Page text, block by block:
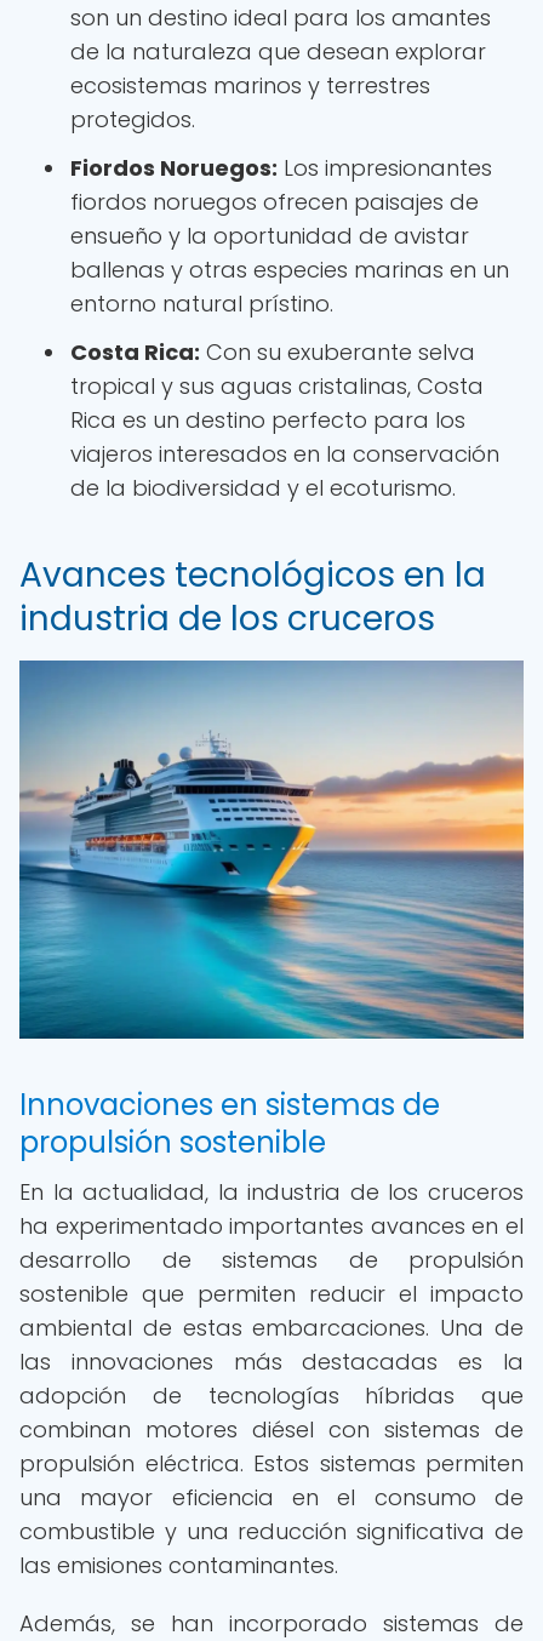
son un destino ideal para los amantes
de la naturaleza que desean explorar
ecosistemas marinos y terrestres
protegidos.
Fiordos Noruegos: Los impresionantes
fiordos noruegos ofrecen paisajes de
ensueño y la oportunidad de avistar
ballenas y otras especies marinas en un
entorno natural prístino.
Costa Rica: Con su exuberante selva
tropical y sus aguas cristalinas, Costa
Rica es un destino perfecto para los
viajeros interesados en la conservación
de la biodiversidad y el ecoturismo.
Avances tecnológicos en la
industria de los cruceros
Innovaciones en sistemas de
propulsión sostenible
En la actualidad, la industria de los cruceros
ha experimentado importantes avances en el
desarrollo de sistemas de propulsión
sostenible que permiten reducir el impacto
ambiental de estas embarcaciones. Una de
las innovaciones más destacadas es la
adopción de tecnologías híbridas que
combinan motores diésel con sistemas de
propulsión eléctrica. Estos sistemas permiten
una mayor eficiencia en el consumo de
combustible y una reducción significativa de
las emisiones contaminantes.
Además, se han incorporado sistemas de